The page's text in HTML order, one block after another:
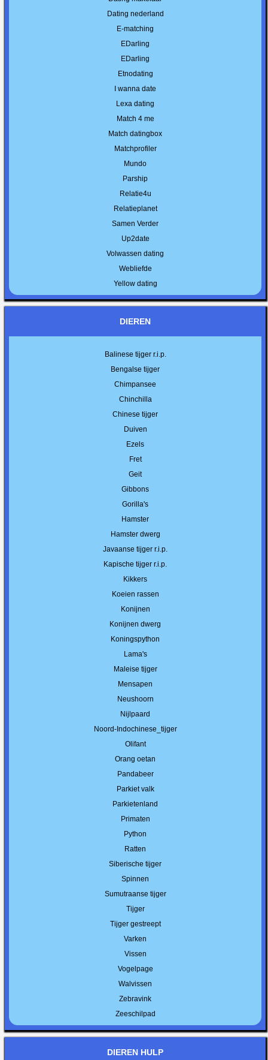
Dating nederland
E-matching
EDarling
EDarling
Etnodating
I wanna date
Lexa dating
Match 4 me
Match datingbox
Matchprofiler
Mundo
Parship
Relatie4u
Relatieplanet
Samen Verder
Up2date
Volwassen dating
Webliefde
Yellow dating
DIEREN
Balinese tijger r.i.p.
Bengalse tijger
Chimpansee
Chinchilla
Chinese tijger
Duiven
Ezels
Fret
Geit
Gibbons
Gorilla's
Hamster
Hamster dwerg
Javaanse tijger r.i.p.
Kapische tijger r.i.p.
Kikkers
Koeien rassen
Konijnen
Konijnen dwerg
Koningspython
Lama's
Maleise tijger
Mensapen
Neushoorn
Nijlpaard
Noord-Indochinese_tijger
Olifant
Orang oetan
Pandabeer
Parkiet valk
Parkietenland
Primaten
Python
Ratten
Siberische tijger
Spinnen
Sumutraanse tijger
Tijger
Tijger gestreept
Varken
Vissen
Vogelpage
Walvissen
Zebravink
Zeeschilpad
DIEREN HULP